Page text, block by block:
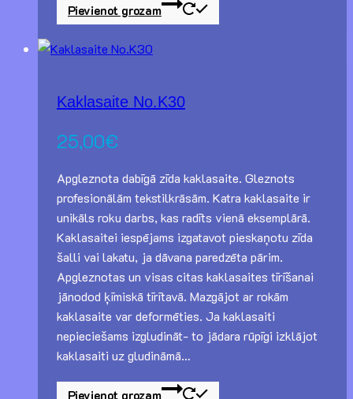
Pievienot grozam
Kaklasaite No.K30
25,00€
Apgleznota dabīgā zīda kaklasaite. Gleznots
profesionālām tekstilkrāsām. Katra kaklasaite ir
unikāls roku darbs, kas radīts vienā eksemplārā.
Kaklasaitei iespējams izgatavot pieskaņotu zīda
šalli vai lakatu, ja dāvana paredzēta pārim.
Apgleznotas un visas citas kaklasaites tīrīšanai
jānodod ķīmiskā tīrītavā. Mazgājot ar rokām
kaklasaite var deformēties. Ja kaklasaiti
nepieciešams izgludināt- to jādara rūpīgi izklājot
kaklasaiti uz gludināmā…
Pievienot grozam